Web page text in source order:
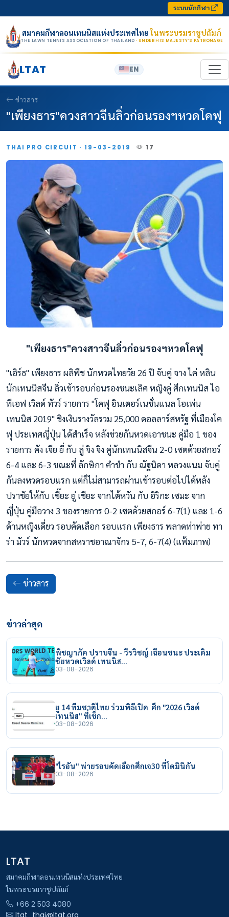
ระบบนักกีฬา
สมาคมกีฬาลอนเทนนิสแห่งประเทศไทยในพระบรมราชูปถัมภ์
THE LAWN TENNIS ASSOCIATION OF THAILAND · UNDER HIS MAJESTY’S PATRONAGE
LTAT EN
ข่าวสาร
"เพียงธาร"ควงสาวจีนลิ่วก่อนรองฯหวดโคฟุ
THAI PRO CIRCUIT · 19-03-2019 17
"เพียงธาร"ควงสาวจีนลิ่วก่อนรองฯหวดโคฟุ
"เอิร์ธ" เพียงธาร ผลิพืช นักหวดไทยวัย 26 ปี จับคู่ จาง ไค่ หลิน
นักเทนนิสจีน ลิ่วเข้ารอบก่อนรองชนะเลิศ หญิงคู่ ศึกเทนนิส ไอ
ทีเอฟ เวิลด์ ทัวร์ รายการ "โคฟุ อินเตอร์เนชั่นแนล โอเพ่น
เทนนิส 2019" ชิงเงินรางวัลรวม 25,000 ดอลลาร์สหรัฐ ที่เมืองโค
ฟุ ประเทศญี่ปุ่น ได้สำเร็จ หลังช่วยกันหวดเอาชนะ คู่มือ 1 ของ
รายการ คัง เจีย ยี่ กับ ลู่ จิง จิง คู่นักเทนนิสจีน 2-0 เซตด้วยสกอร์
6-4 และ 6-3 ขณะที่ ลักษิกา คำขำ กับ ณัฐนิดา หลวงแนม จับคู
กันลงหวดรอบแรก แต่ก็ไม่สามารถผ่านเข้ารอบต่อไปได้หลัง
ปราชัยให้กับ เซี๊ยะ ยู่ เชียะ จากไต้หวัน กับ อิริกะ เซมะ จาก
ญี่ปุ่น คู่มือวาง 3 ของรายการ 0-2 เซตด้วยสกอร์ 6-7(1) และ 1-6
ด้านหญิงเดี่ยว รอบคัดเลือก รอบแรก เพียงธาร พลาดท่าพ่าย ทา
ร่า มัวร์ นักหวดจากสหราชอาณาจักร 5-7, 6-7(4) (แฟ้มภาพ)
ข่าวสาร
ข่าวล่าสุด
พิชญาภัค ปราบจีน - วีรวิชญ์ เฉือนชนะ ประเดิม
ชัยหวดเวิลด์ เทนนิส…
03-08-2026
ยู 14 ทีมชาติไทย ร่วมพิธีเปิด ศึก "2026 เวิลด์
เทนนิส" ที่เช็ก…
03-08-2026
"ไรอัน" พ่ายรอบคัดเลือกศึกเจ30 ที่โดมินิกัน
03-08-2026
LTAT
สมาคมกีฬาลอนเทนนิสแห่งประเทศไทย
ในพระบรมราชูปถัมภ์
+66 2 503 4080
ltat_thai@ltat.org